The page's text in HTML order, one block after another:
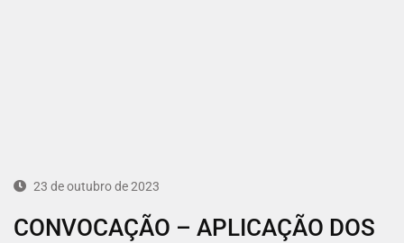
23 de outubro de 2023
CONVOCAÇÃO – APLICAÇÃO DOS